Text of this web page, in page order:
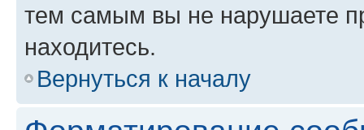
тем самым вы не нарушаете
находитесь.
Вернуться к началу